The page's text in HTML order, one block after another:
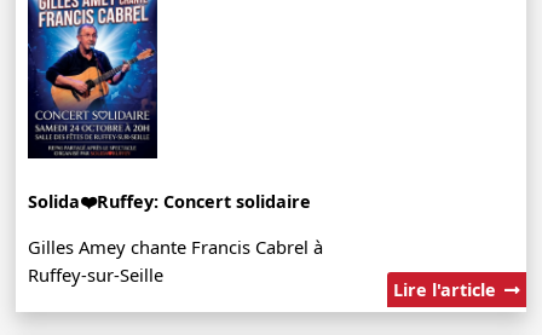
Solida❤️Ruffey: Concert solidaire
Gilles Amey chante Francis Cabrel à
Ruffey-sur-Seille
Lire l'article